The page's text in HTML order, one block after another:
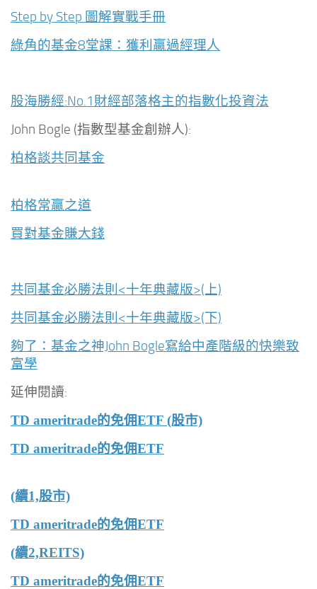
Step by Step 圖解實戰手冊
綠角的基金8堂課：獲利贏過經理人
股海勝經:No.1財經部落格主的指數化投資法
John Bogle (指數型基金創辦人):
柏格談共同基金
柏格常贏之道
買對基金賺大錢
共同基金必勝法則<十年典藏版>(上)
共同基金必勝法則<十年典藏版>(下)
夠了：基金之神John Bogle寫給中產階級的快樂致
富學
延伸閱讀:
TD ameritrade的免佣ETF (股市)
TD ameritrade的免佣ETF
(續1,股市)
TD ameritrade的免佣ETF
(續2,REITS)
TD ameritrade的免佣ETF